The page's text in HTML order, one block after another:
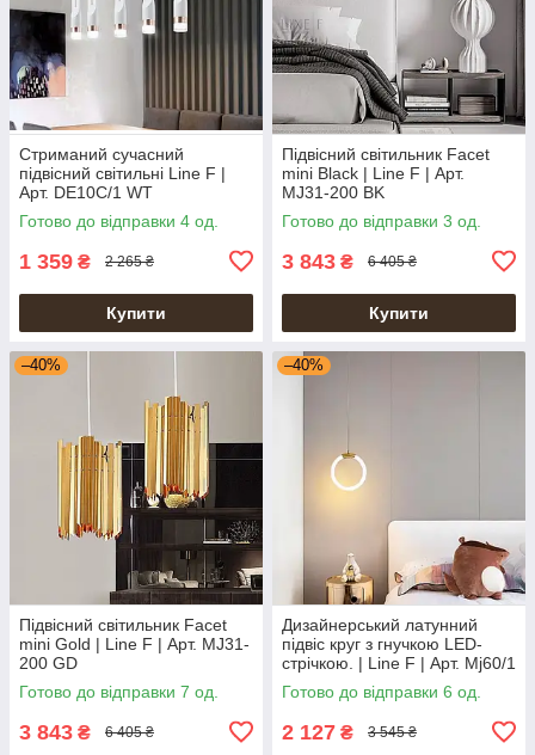
Стриманий сучасний
підвісний світильні Line F |
Арт. DE10C/1 WT
Готово до відправки 4 од.
1 359 ₴ 2 265 ₴
Купити
Підвісний світильник Facet
mini Black | Line F | Арт.
MJ31-200 BK
Готово до відправки 3 од.
3 843 ₴ 6 405 ₴
Купити
–40%
Підвісний світильник Facet
mini Gold | Line F | Арт. MJ31-
200 GD
Готово до відправки 7 од.
3 843 ₴ 6 405 ₴
–40%
Дизайнерський латунний
підвіс круг з гнучкою LED-
стрічкою. | Line F | Арт. Mj60/1
Готово до відправки 6 од.
2 127 ₴ 3 545 ₴